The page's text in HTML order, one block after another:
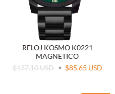
RELOJ KOSMO K0221
MAGNETICO
$137.10 USD
$85.65 USD